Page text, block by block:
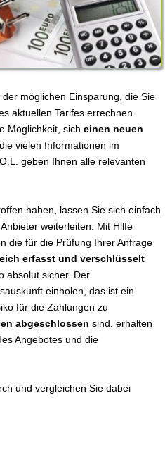
möglichen Einsparung, die Sie
aktuellen Tarifes errechnen
Möglichkeit, sich einen neuen
, die vielen Informationen im
geben Ihnen alle relevanten
haben, lassen Sie sich einfach
weiterleiten. Mit Hilfe
die für die Prüfung Ihrer Anfrage
erfasst und verschlüsselt
absolut sicher. Der
einholen, das ist ein
für die Zahlungen zu
abgeschlossen sind, erhalten
Angebotes und die
und vergleichen Sie dabei